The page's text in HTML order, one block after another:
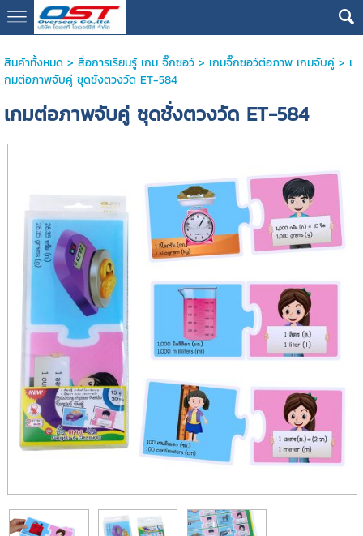
google13076cdc17b3388d
สินค้าทั้งหมด> สื่อการเรียนรู้ เกม จิ๊กซอว์ > เกมจิ๊กซอว์ต่อภาพ เกมจับคู่> เ
กมต่อภาพจับคู่ ชุดชั่งตวงวัด ET-584
เกมต่อภาพจับคู่ ชุดชั่งตวงวัด ET-584